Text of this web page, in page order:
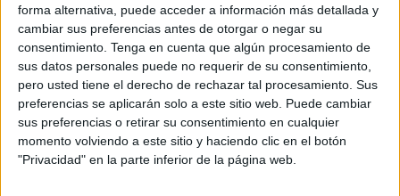
forma alternativa, puede acceder a información más detallada y
cambiar sus preferencias antes de otorgar o negar su
consentimiento. Tenga en cuenta que algún procesamiento de
sus datos personales puede no requerir de su consentimiento,
pero usted tiene el derecho de rechazar tal procesamiento. Sus
preferencias se aplicarán solo a este sitio web. Puede cambiar
sus preferencias o retirar su consentimiento en cualquier
momento volviendo a este sitio y haciendo clic en el botón
"Privacidad" en la parte inferior de la página web.
segona entrega de les aventures de Goldman,
"La desaparició de Stephanie Mailer".
ImprimirEnvia
a
un
amic
PDF